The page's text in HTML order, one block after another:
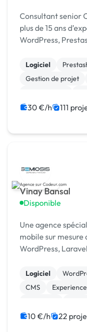
Consultant senior
plus de 15 ans
WordPress,
Logiciel
Gestion de projet
30 €/h 111
Vinay Bansal
Disponible
Une agence
mobile sur mesure
WordPress,
Logiciel
CMS
10 €/h 22